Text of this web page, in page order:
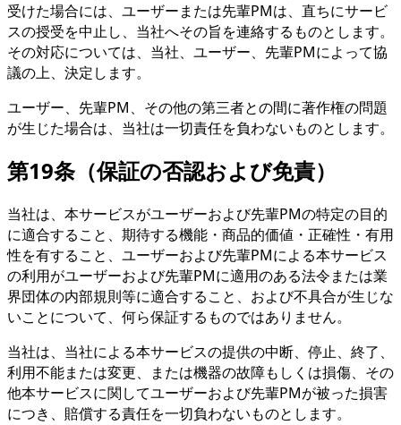
受けた場合には、ユーザーまたは先輩PMは、直ちにサービ
スの授受を中止し、当社へその旨を連絡するものとします。
その対応については、当社、ユーザー、先輩PMによって協
議の上、決定します。
ユーザー、先輩PM、その他の第三者との間に著作権の問題
が生じた場合は、当社は一切責任を負わないものとします。
第19条（保証の否認および免責）
当社は、本サービスがユーザーおよび先輩PMの特定の目的
に適合すること、期待する機能・商品的価値・正確性・有用
性を有すること、ユーザーおよび先輩PMによる本サービス
の利用がユーザーおよび先輩PMに適用のある法令または業
界団体の内部規則等に適合すること、および不具合が生じな
いことについて、何ら保証するものではありません。
当社は、当社による本サービスの提供の中断、停止、終了、
利用不能または変更、または機器の故障もしくは損傷、その
他本サービスに関してユーザーおよび先輩PMが被った損害
につき、賠償する責任を一切負わないものとします。